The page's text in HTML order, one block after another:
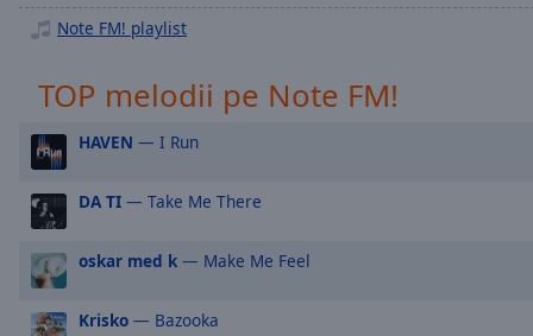
subtitles
opens
settings
dialog
subtitles
off
selected
Track
Note FM! playlist
TOP melodii pe Note FM!
HAVEN — I Run
DA TI — Take Me There
oskar med k — Make Me Feel
Krisko — Bazooka